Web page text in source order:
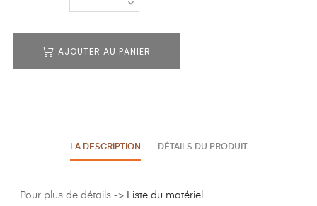
AJOUTER AU PANIER
LA DESCRIPTION DÉTAILS DU PRODUIT
Pour plus de détails -> Liste du matériel